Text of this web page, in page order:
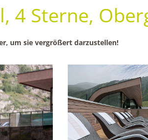
4 Sterne,
um sie vergrößert darzustellen!